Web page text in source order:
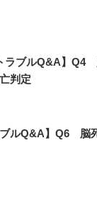
ラブルQ&A】Q4
判定
ブルQ&A】Q6 脳